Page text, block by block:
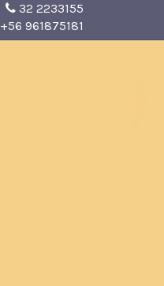
32 2233155
+56 961875181